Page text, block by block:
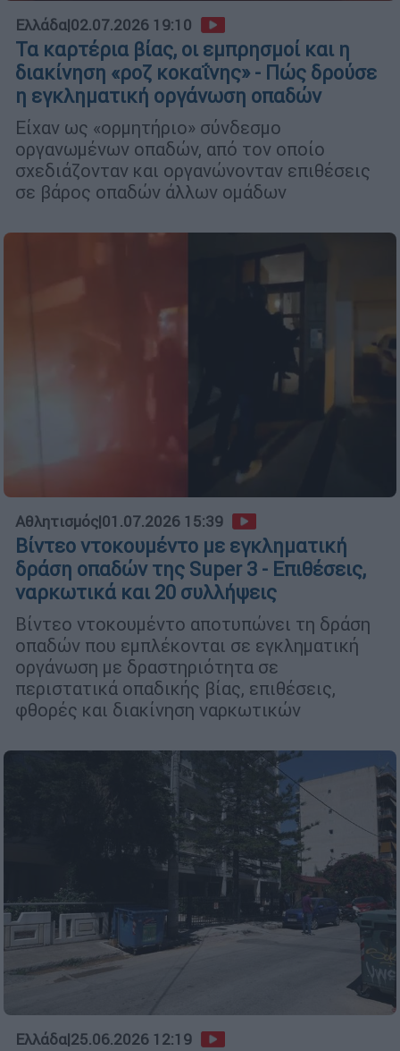
Ελλάδα|02.07.2026 19:10
Τα καρτέρια βίας, οι εμπρησμοί και η
διακίνηση «ροζ κοκαΐνης» - Πώς δρούσε
η εγκληματική οργάνωση οπαδών
Είχαν ως «ορμητήριο» σύνδεσμο
οργανωμένων οπαδών, από τον οποίο
σχεδιάζονταν και οργανώνονταν επιθέσεις
σε βάρος οπαδών άλλων ομάδων
Αθλητισμός|01.07.2026 15:39
Βίντεο ντοκουμέντο με εγκληματική
δράση οπαδών της Super 3 - Επιθέσεις,
ναρκωτικά και 20 συλλήψεις
Βίντεο ντοκουμέντο αποτυπώνει τη δράση
οπαδών που εμπλέκονται σε εγκληματική
οργάνωση με δραστηριότητα σε
περιστατικά οπαδικής βίας, επιθέσεις,
φθορές και διακίνηση ναρκωτικών
Ελλάδα|25.06.2026 12:19